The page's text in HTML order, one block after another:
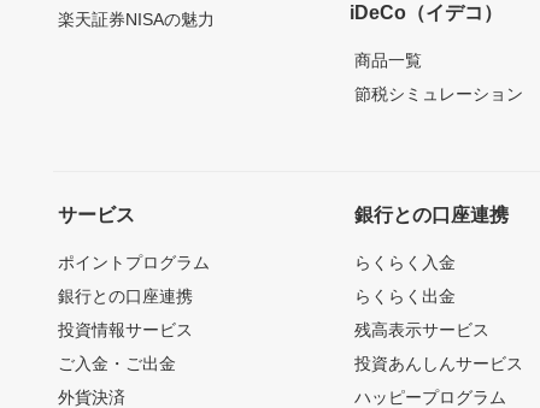
楽天証券NISAの魅力
iDeCo（イデコ）
商品一覧
節税シミュレーション
サービス
ポイントプログラム
銀行との口座連携
投資情報サービス
ご入金・ご出金
外貨決済
銀行との口座連携
らくらく入金
らくらく出金
残高表示サービス
投資あんしんサービス
ハッピープログラム